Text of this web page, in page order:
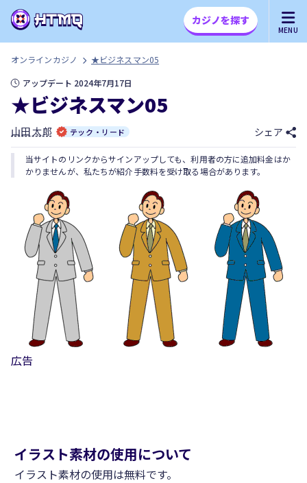
MENU
カジノを探す
オンラインカジノ
★ビジネスマン05
アップデート 2024年7月17日
★ビジネスマン05
山田 太郎 テック・リード シェア
当サイトのリンクからサインアップしても、利用者の方に追加料金はか
かりませんが、私たちが紹介手数料を受け取る場合があります。
広告
イラスト素材の使用について
イラスト素材の使用は無料です。